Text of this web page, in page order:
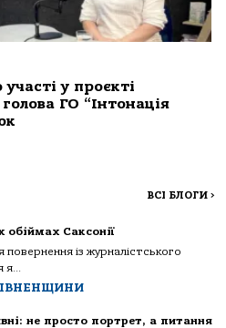
у проєкті
ГО “Інтонація
ВСІ БЛОГИ >
обіймах Саксонії
повернення із журналістського
я...
не просто портрет, а питання